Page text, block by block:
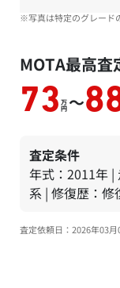
※写真は特定のグレード
MOTA最高査
73 万
円 ～
査定条件
年式：2011年 |
系 | 修復歴：修
査定依頼日：2026年03月